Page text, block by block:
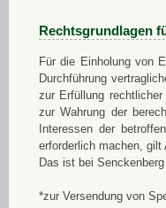
Rechtsgrundlagen
Für die Einholung von
Durchführung
zur Erfüllung
zur Wahrung der
Interessen der
erforderlich machen,
Das ist bei
*zur Versendung von